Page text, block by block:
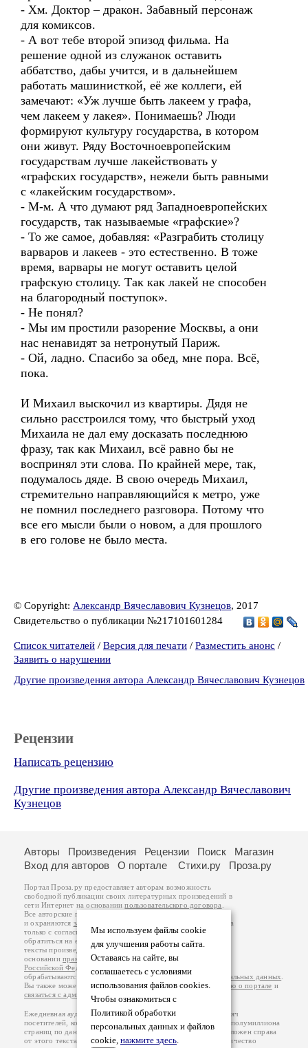
- Хм. Доктор – дракон. Забавный персонаж
для комиксов.
- А вот тебе второй эпизод фильма. На
решение одной из служанок оставить
аббатство, дабы учится, и в дальнейшем
работать машинисткой, её же коллеги, ей
замечают: «Уж лучше быть лакеем у графа,
чем лакеем у лакея». Понимаешь? Люди
формируют культуру государства, в котором
они живут. Ряду Восточноевропейским
государствам лучше лакействовать у
«графских государств», нежели быть равными
с «лакейским государством».
- М-м. А что думают ряд Западноевропейских
государств, так называемые «графские»?
- То же самое, добавляя: «Разграбить столицу
варваров и лакеев - это естественно. В тоже
время, варвары не могут оставить целой
графскую столицу. Так как лакей не способен
на благородный поступок».
- Не понял?
- Мы им простили разорение Москвы, а они
нас ненавидят за нетронутый Париж.
- Ой, ладно. Спасибо за обед, мне пора. Всё,
пока.
И Михаил выскочил из квартиры. Дядя не
сильно расстроился тому, что быстрый уход
Михаила не дал ему досказать последнюю
фразу, так как Михаил, всё равно бы не
воспринял эти слова. По крайней мере, так,
подумалось дяде. В свою очередь Михаил,
стремительно направляющийся к метро, уже
не помнил последнего разговора. Потому что
все его мысли были о новом, а для прошлого
в его голове не было места.
© Copyright: Александр Вячеславович Кузнецов, 2017
Свидетельство о публикации №217101601284
Список читателей / Версия для печати / Разместить анонс /
Заявить о нарушении
Другие произведения автора Александр Вячеславович Кузнецов
Рецензии
Написать рецензию
Другие произведения автора Александр Вячеславович
Кузнецов
Мы используем файлы cookie
для улучшения работы сайта.
Оставаясь на сайте, вы
соглашаетесь с условиями
использования файлов cookies.
Чтобы ознакомиться с
Политикой обработки
персональных данных и файлов
cookie, нажмите здесь.
Авторы Произведения Рецензии Поиск
Магазин
Вход для авторов
О портале Стихи.ру Проза.ру
Портал Проза.ру предоставляет авторам возможность
свободной публикации своих литературных произведений в
сети Интернет на основаниипользовательского договора
Все авторские права на произведения принадлежат авторам
и охраняются законом
. Перепечатка произведений возможна
только с согласия его автора, к которому вы можете
обратиться на его авторской странице. Ответственность за
тексты произведений авторы несут самостоятельно на
основанииправил публикацииизаконодательства
Российской Федерации
обрабатываются на основанииПолитики обработки персональных данных
Вы также можете посмотреть более подробнуюинформацию о портале и
связаться с администрацией
Ежедневная аудитория портала Проза.ру – порядка 100 тысяч
посетителей, которые в общей сумме просматривают более полумиллиона
страниц по данным счетчика посещаемости, который расположен справа
от этого текста. В каждой графе указано по две цифры: количество